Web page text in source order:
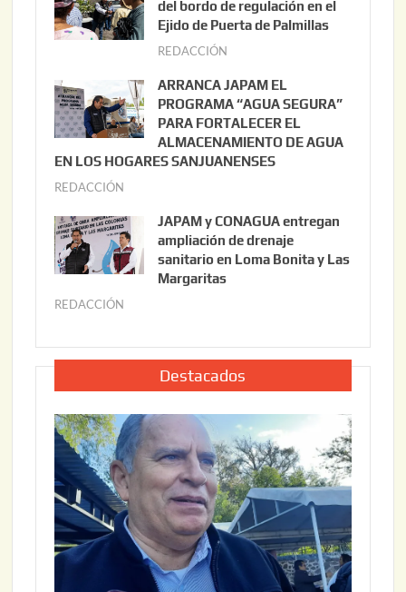
s
t
3
,
2
0
del bordo de regulación en el
Ejido de Puerta de Palmillas
REDACCIÓN
i
o
2
2
0
ARRANCA JAPAM EL
PROGRAMA “AGUA SEGURA”
PARA FORTALECER EL
ALMACENAMIENTO DE AGUA
EN LOS HOGARES SANJUANENSES
REDACCIÓN
l
i
o
,
0
2
6
JAPAM y CONAGUA entregan
ampliación de drenaje
sanitario en Loma Bonita y Las
Margaritas
REDACCIÓN
l
o
2
2
,
2
6
Destacados